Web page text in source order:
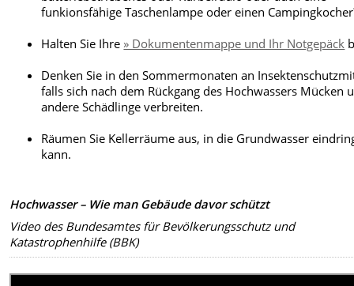
funkionsfähige Taschenlampe oder einen
Halten Sie Ihre» Dokumentenmappe und Ihr Notgepäck
Denken Sie in den Sommermonaten an
falls sich nach dem Rückgang des Hochwassers Mücken
andere Schädlinge verbreiten.
Räumen Sie Kellerräume aus, in die Grundwasser
kann.
Hochwasser – Wie man Gebäude davor schützt
Video des Bundesamtes für Bevölkerungsschutz und
Katastrophenhilfe (BBK)